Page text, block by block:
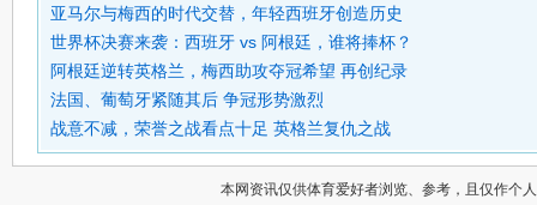
亚马尔与梅西的时代交替，年轻西班牙创造历史
世界杯决赛来袭：西班牙 vs 阿根廷，谁将捧杯？
阿根廷逆转英格兰，梅西助攻夺冠希望 再创纪录
法国、葡萄牙紧随其后 争冠形势激烈
战意不减，荣誉之战看点十足 英格兰复仇之战
本网资讯仅供体育爱好者浏览、参考，且仅作个